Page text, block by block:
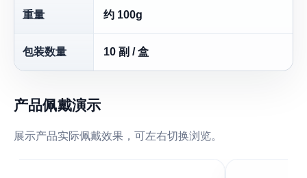
重量 约 100g
包装数量 10 副 / 盒
产品佩戴演示
展示产品实际佩戴效果，可左右切换浏览。